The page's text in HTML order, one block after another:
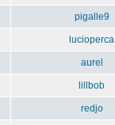
pigalle9
lucioperca
aurel
lillbob
redjo